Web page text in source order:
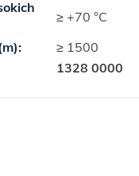
≥ +70 °C
≥ 1500
1328 0000